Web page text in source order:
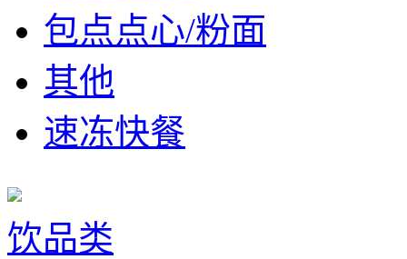
包点点心/粉面
其他
速冻快餐
饮品类